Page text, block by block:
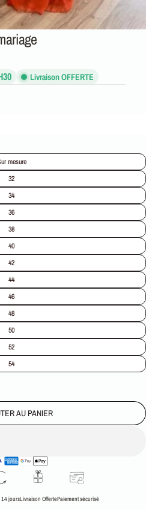
Livraison OFFERTE
mesure
32
34
36
38
40
42
44
46
48
50
52
54
AU PANIER
14 joursLivraison OffertePaiement sécurisé